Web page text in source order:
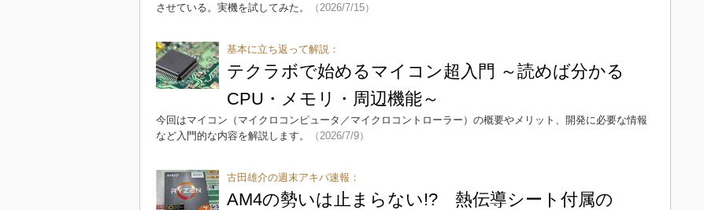
させている。実機を試してみた。
（2026/7/15）
基本に立ち返って解説：
テクラボで始めるマイコン超入門 ～読めば分かる
CPU・メモリ・周辺機能～
今回はマイコン（マイクロコンピュータ／マイクロコントローラー）の概要やメリット、開発に必要な情報
など入門的な内容を解説します。
（2026/7/9）
古田雄介の週末アキバ速報：
AM4の勢いは止まらない!? 熱伝導シート付属の